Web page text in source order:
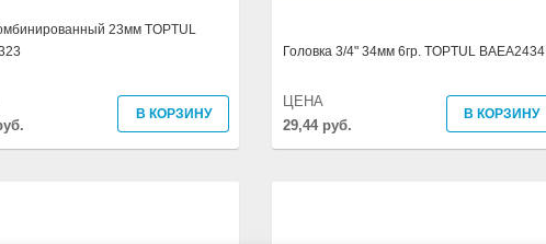
23мм TOPTUL
В КОРЗИНУ
Головка 3/4" 34мм 6гр. TOPTUL BAEA2434
29,44 руб.
ЦЕНА
В КОРЗИНУ